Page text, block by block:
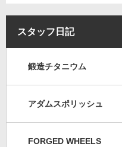
スタッフ日記
鍛造チタニウム
アダムスポリッシュ
FORGED WHEELS